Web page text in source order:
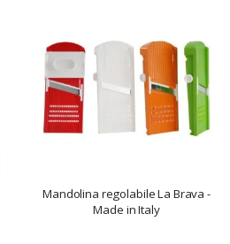
Mandolina regolabile La Brava -
Made in Italy